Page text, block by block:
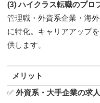
(3) ハイクラス転職のプロ
管理職・外資系企業・海
に特化。キャリアアップ
供します。
メリット
✅ 外資系・大手企業の求